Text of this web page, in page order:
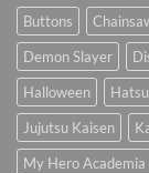
Buttons
Demon Slayer
Halloween
Jujutsu Kaisen
My Hero Academia